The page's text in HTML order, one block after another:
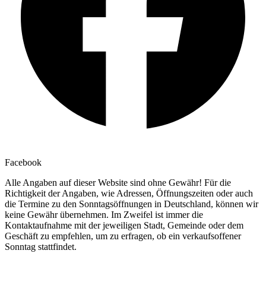
Facebook
Alle Angaben auf dieser Website sind ohne Gewähr! Für die
Richtigkeit der Angaben, wie Adressen, Öffnungszeiten oder auch
die Termine zu den Sonntagsöffnungen in Deutschland, können wir
keine Gewähr übernehmen. Im Zweifel ist immer die
Kontaktaufnahme mit der jeweiligen Stadt, Gemeinde oder dem
Geschäft zu empfehlen, um zu erfragen, ob ein verkaufsoffener
Sonntag stattfindet.